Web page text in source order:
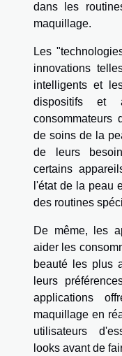
dans les
maquillage.
Les
innovations
intelligents et
dispositifs et
consommateurs
de soins de la
de leurs
certains
l'état de la peau
des routines
De même, les
aider les
beauté les plus
leurs
applications
maquillage en
utilisateurs
looks avant de